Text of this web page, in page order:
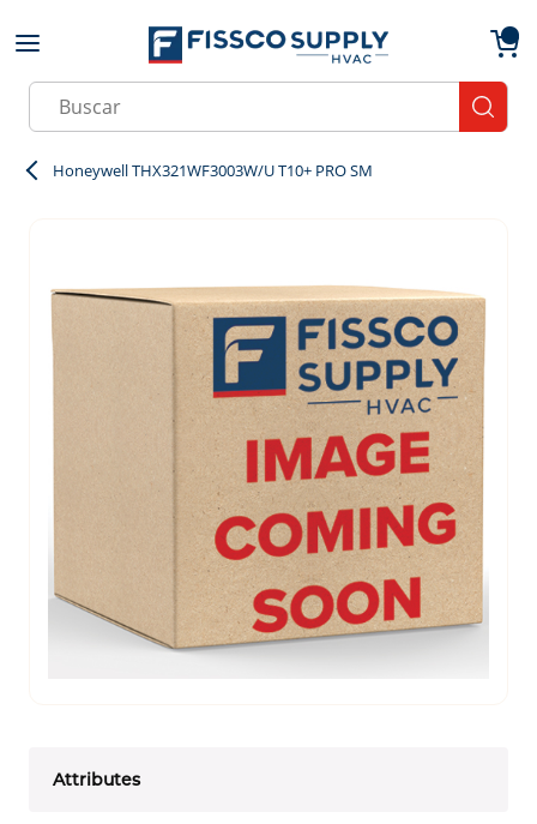
Skip to main content
Site Search
Honeywell THX321WF3003W/U T10+ PRO SM
Attributes